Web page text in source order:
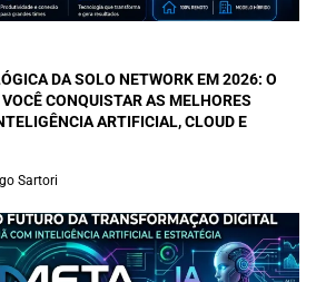
DA SOLO NETWORK EM 2026: O
CONQUISTAR AS MELHORES
ARTIFICIAL, CLOUD E
Sartori